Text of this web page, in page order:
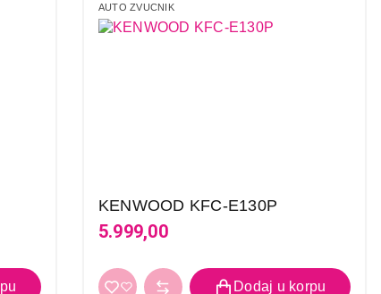
AUTO ZVUCNIK
KENWOOD KFC-E130P
5.999,00